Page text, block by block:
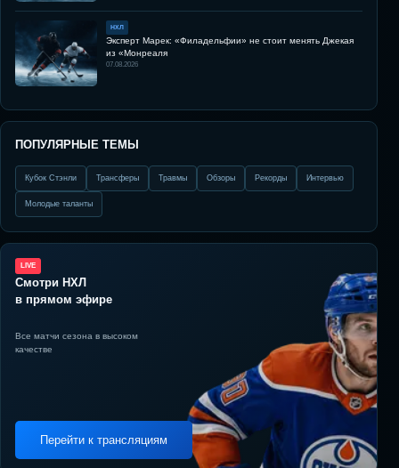
НХЛ
Эксперт Марек: «Филадельфии» не стоит менять Джекая
из «Монреаля
07.08.2026
ПОПУЛЯРНЫЕ ТЕМЫ
Кубок Стэнли Трансферы Травмы Обзоры Рекорды Интервью
Молодые таланты
LIVE
Смотри НХЛ
в прямом эфире
Все матчи сезона в высоком
качестве
Перейти к трансляциям